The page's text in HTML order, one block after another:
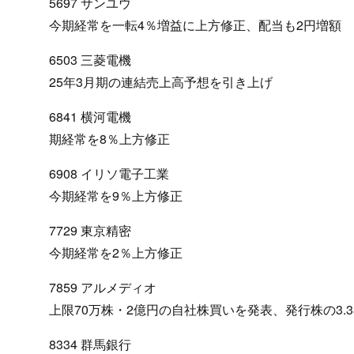
今期経常を一転4％増益に上方修正、配当も2円増額
6503 三菱電機
25年3月期の連結売上高予想を引き上げ
6841 横河電機
期経常を8％上方修正
6908 イリソ電子工業
今期経常を9％上方修正
7729 東京精密
今期経常を2％上方修正
7859 アルメディオ
上限70万株・2億円の自社株買いを発表、発行株の
8334 群馬銀行